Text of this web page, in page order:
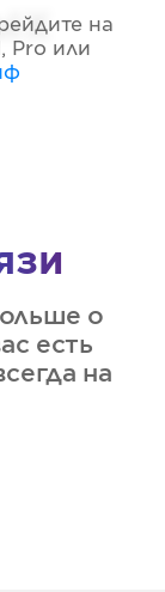
на
Pro или
о
есть
на